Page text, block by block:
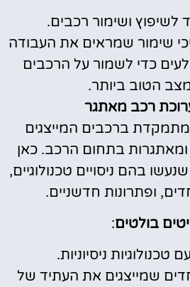
לשיפוץ ושימור רכבים.
שימור שמראים את העבודה
כדי לשמור על הרכבים
הטוב ביותר.
רכב מאתגר
מתמקדת ברכבים המייצגים
ומאתגרות בתחום הרכב. כאן
בהם ניסויים טכנולוגיים,
ופתרונות חדשניים.
בולטים:
טכנולוגיות ניסיוניות.
שמייצגים את העתיד של